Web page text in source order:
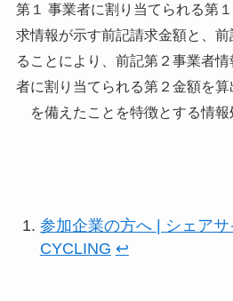
第１ 事業者に割り当てられる第
求情報が示す前記請求金額と、
ることにより、前記第２事業者
者に割り当てられる第２金額を算
を備えたことを特徴とする情報
参加企業の方へ | シェア
CYCLING ↩︎